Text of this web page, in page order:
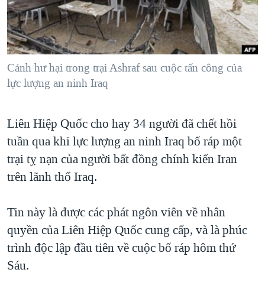
"Tìm"NGƯỜI VIỆT HẢI NGOẠI
ĐỜI SỐNG
KINH TẾ
KHOA HỌC
VĂN HOÁ
THỂ THAO
GIÁO DỤC
TẠI
HÀNH TRÌNH BẦU CỬ 2024
MỘT NĂM CHIẾN TRANH TẠI DẢI GAZA
GIẢI MÃ VÀNH ĐAI & CON ĐƯỜNG
NGÀY TỊ NẠN THẾ GIỚI
GROUND ZERO – XƯA VÀ NAY
CHI PHÍ CHIẾN TRANH AFGHANISTAN
CÁC GIÁ TRỊ CỘNG HÒA Ở VIỆT NAM
TRỊNH VĨNH BÌNH VS. CHÍNH PHỦ VIỆT NAM
NGƯ DÂN VIỆT VÀ LÀN SÓNG TRỘM HẢI SÂM
VIDEO
NGHE
MẠNG XÃ HỘI
Ngôn ngữ khác
Cảnh hư hại trong trại Ashraf sau cuộc tấn công của
lực lượng an ninh Iraq
Liên Hiệp Quốc cho hay 34 người đã chết hồi
tuần qua khi lực lượng an ninh Iraq bố ráp một
trại tỵ nạn của người bất đồng chính kiến Iran
trên lãnh thổ Iraq.
Tin này là được các phát ngôn viên về nhân
quyền của Liên Hiệp Quốc cung cấp, và là phúc
trình độc lập đầu tiên về cuộc bố ráp hôm thứ
Sáu.